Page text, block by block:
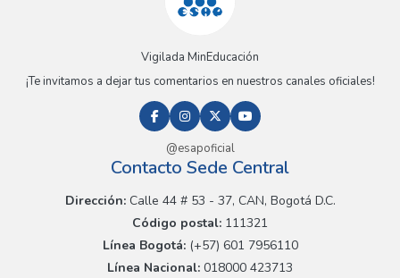
Vigilada MinEducación
¡Te invitamos a dejar tus comentarios en nuestros canales oficiales!
@esapoficial
Contacto Sede Central
Dirección:Calle 44 # 53 - 37, CAN, Bogotá D.C.
Código postal: 111321
Línea Bogotá:(+57) 601 7956110
Línea Nacional: 018000 423713